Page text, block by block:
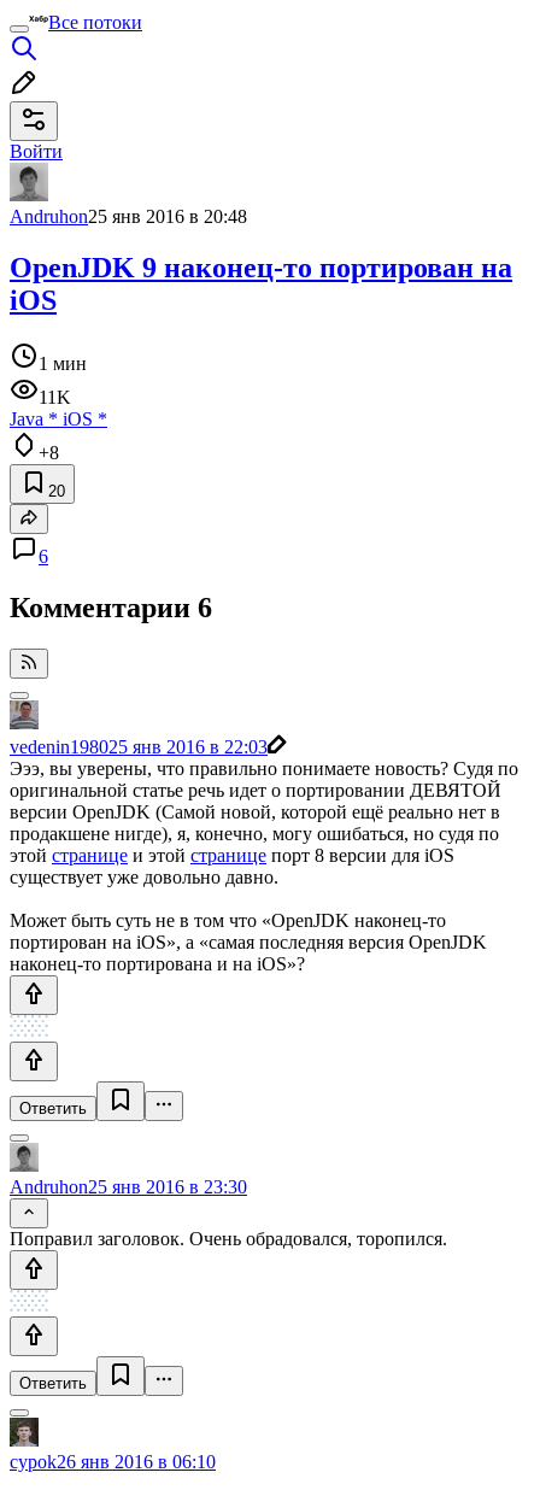
Все потоки
Войти
Andruhon25 янв 2016 в 20:48
OpenJDK 9 наконец-то портирован на
iOS
1 мин
11K
Java * iOS *
+8
20
6
Комментарии 6
vedenin198025 янв 2016 в 22:03
Эээ, вы уверены, что правильно понимаете новость? Судя по
оригинальной статье речь идет о портировании ДЕВЯТОЙ
версии OpenJDK (Самой новой, которой ещё реально нет в
продакшене нигде), я, конечно, могу ошибаться, но судя по
этой странице и этой странице порт 8 версии для iOS
существует уже довольно давно.
Может быть суть не в том что «OpenJDK наконец-то
портирован на iOS», а «самая последняя версия OpenJDK
наконец-то портирована и на iOS»?
Ответить
Andruhon25 янв 2016 в 23:30
Поправил заголовок. Очень обрадовался, торопился.
Ответить
cypok26 янв 2016 в 06:10